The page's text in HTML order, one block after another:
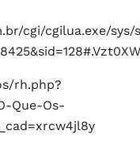
cgi/cgilua.exe/
rh.php?
Que-Os-